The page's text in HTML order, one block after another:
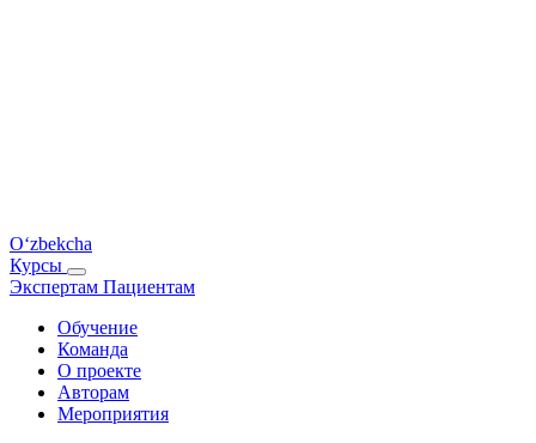
O‘zbekcha
Курсы
Экспертам Пациентам
Обучение
Команда
О проекте
Авторам
Мероприятия